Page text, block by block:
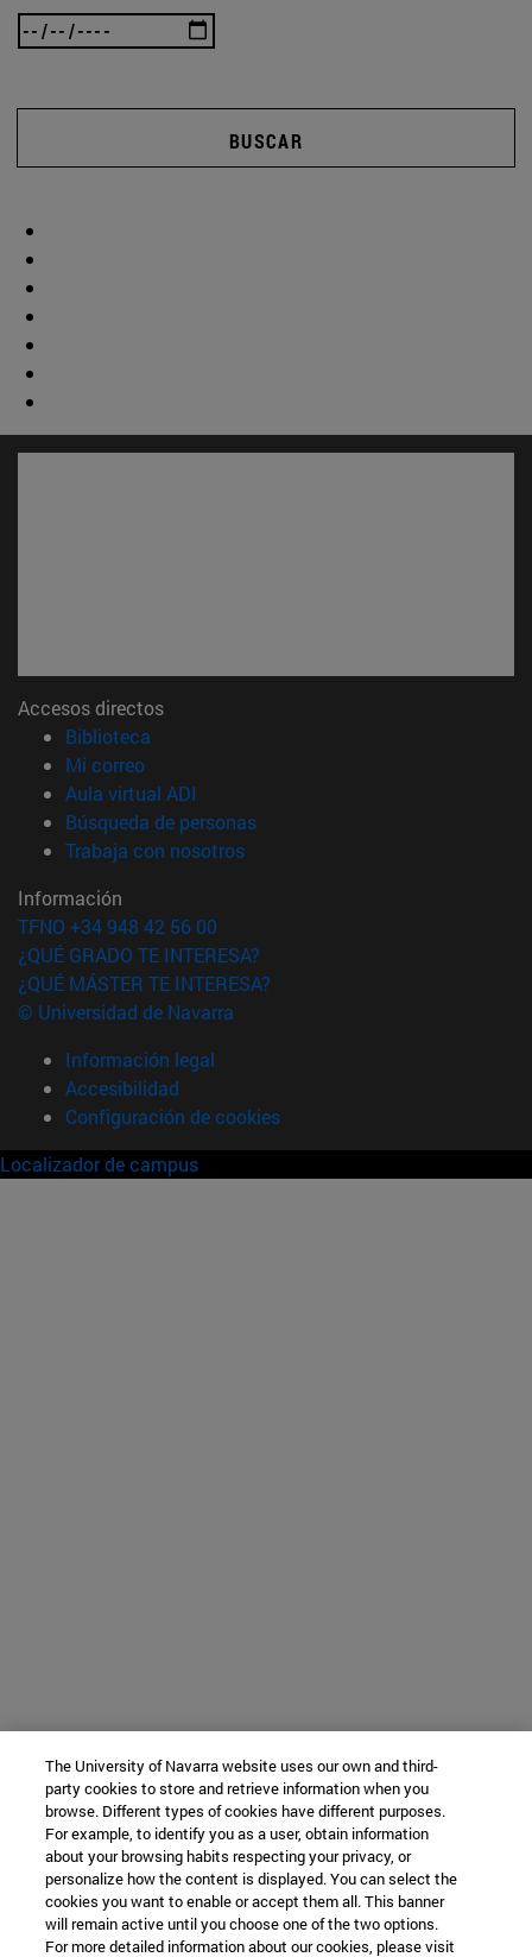
BUSCAR
Accesos directos
Biblioteca
Mi correo(abre en nueva ventana)
Aula virtual ADI
Búsqueda de personas(abre en nueva ventana)
Trabaja con nosotros(abre en nueva ventana)
Información
TFNO +34 948 42 56 00
¿QUÉ GRADO TE INTERESA?
¿QUÉ MÁSTER TE INTERESA?
© Universidad de Navarra
Información legal
Accesibilidad
Configuración de cookies
Localizador de campus
The University of Navarra website uses our own and third-
party cookies to store and retrieve information when you
browse. Different types of cookies have different purposes.
For example, to identify you as a user, obtain information
about your browsing habits respecting your privacy, or
personalize how the content is displayed. You can select the
cookies you want to enable or accept them all. This banner
will remain active until you choose one of the two options.
For more detailed information about our cookies, please visit